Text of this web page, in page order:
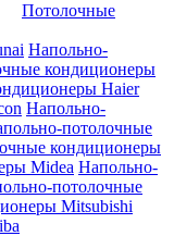
Потолочные
Напольно-
кондиционеры
Haier
Напольно-
потолочные
кондиционеры
Midea Напольно-
потолочные
Mitsubishi